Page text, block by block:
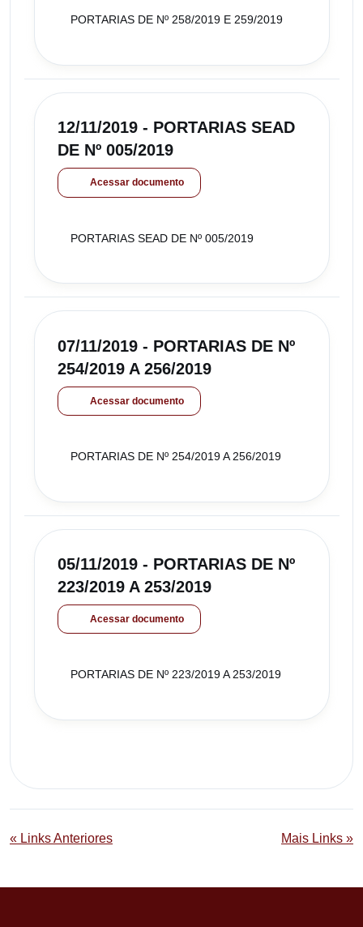
PORTARIAS DE Nº 258/2019 E 259/2019
12/11/2019 - PORTARIAS SEAD
DE Nº 005/2019
Acessar documento
PORTARIAS SEAD DE Nº 005/2019
07/11/2019 - PORTARIAS DE Nº
254/2019 A 256/2019
Acessar documento
PORTARIAS DE Nº 254/2019 A 256/2019
05/11/2019 - PORTARIAS DE Nº
223/2019 A 253/2019
Acessar documento
PORTARIAS DE Nº 223/2019 A 253/2019
« Links Anteriores Mais Links »